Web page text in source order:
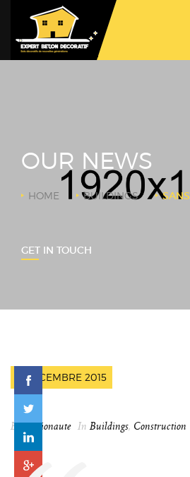
PROJETS
NOUS
OUR NEWS
HOME BUILDINGS
GET IN TOUCH
9 DÉCEMBRE 2015
Byspationaute In Buildings, Construction